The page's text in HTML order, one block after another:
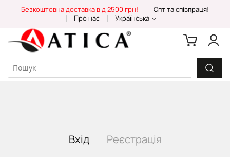
Content
Безкоштовна доставка від 2500 грн!
Опт та співпраця!
Про нас
Українська
Вхід Реєстрація